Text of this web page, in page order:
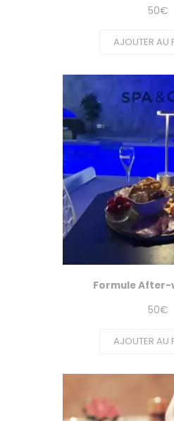
50€
AJOUTER AU
Formule
50€
AJOUTER AU